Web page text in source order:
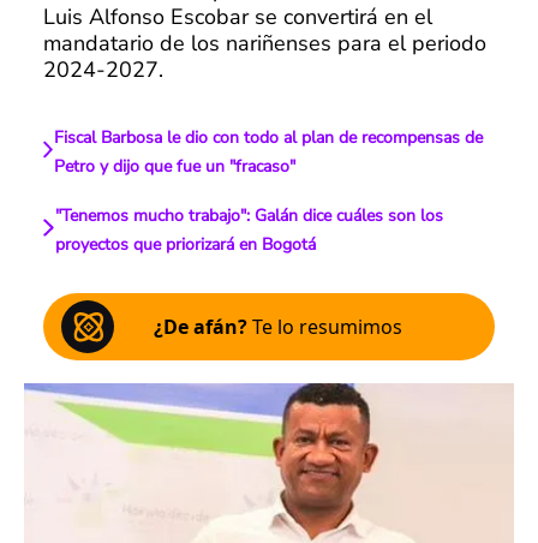
Luis Alfonso Escobar se convertirá en el
mandatario de los nariñenses para el periodo
2024-2027.
Fiscal Barbosa le dio con todo al plan de recompensas de
Petro y dijo que fue un "fracaso"
"Tenemos mucho trabajo": Galán dice cuáles son los
proyectos que priorizará en Bogotá
¿De afán?Te lo resumimos